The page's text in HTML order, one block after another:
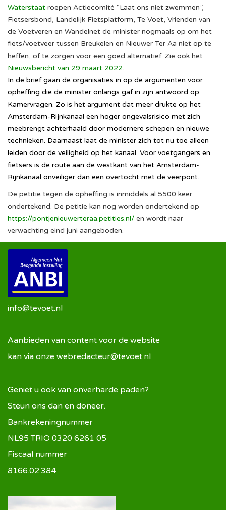
Waterstaat roepen Actiecomité “Laat ons niet zwemmen”,
Fietsersbond, Landelijk Fietsplatform, Te Voet, Vrienden van
de Voetveren en Wandelnet de minister nogmaals op om het
fiets/voetveer tussen Breukelen en Nieuwer Ter Aa niet op te
heffen, of te zorgen voor een goed alternatief. Zie ook het
Nieuwsbericht van 29 maart 2022.
In de brief gaan de organisaties in op de argumenten voor
opheffing die de minister onlangs gaf in zijn antwoord op
Kamervragen. Zo is het argument dat meer drukte op het
Amsterdam-Rijnkanaal een hoger ongevalsrisico met zich
meebrengt achterhaald door modernere schepen en nieuwe
technieken. Daarnaast laat de minister zich tot nu toe alleen
leiden door de veiligheid op het kanaal. Voor voetgangers en
fietsers is de route aan de westkant van het Amsterdam-
Rijnkanaal onveiliger dan een overtocht met de veerpont.
De petitie tegen de opheffing is inmiddels al 5500 keer
ondertekend. De petitie kan nog worden ondertekend op
https://pontjenieuwerteraa.petities.nl/ en wordt naar
verwachting eind juni aangeboden.
info@tevoet.nl
Aanbieden van content voor de website
kan via onze webredacteur@tevoet.nl
Geniet u ook van onverharde paden?
Steun ons dan en doneer.
Bankrekeningnummer
NL95 TRIO 0320 6261 05
Fiscaal nummer
8166.02.384